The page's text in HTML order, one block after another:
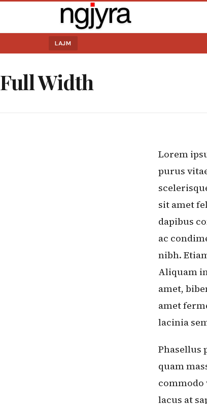
LAJM
Full Width
Lorem
purus
sit amet
dapibus
ac
nibh.
Aliquam
amet,
amet
lacinia
Phasellus
quam
commodo
lacus at